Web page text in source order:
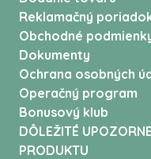
Reklamačný
Obchodné
Dokumenty
Ochrana osobných
Operačný program
Bonusový klub
DÔLEŽITÉ
PRODUKTU